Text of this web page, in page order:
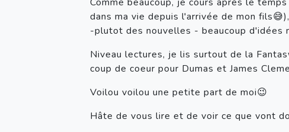
dans ma vie depuis l'arrivée de mon
-plutot des nouvelles - beaucoup d'idées
Niveau lectures, je lis surtout de la
coup de coeur pour Dumas et James
Voilou voilou une petite part de moi😉
Hâte de vous lire et de voir ce que vont